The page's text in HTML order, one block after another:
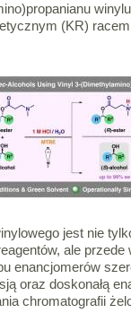
(KR)
jest nie
ale
enancjomerów
oraz doskonałą
chromatografii